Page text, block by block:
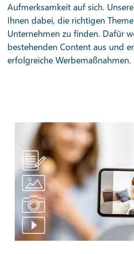
Aufmerksamkeit auf sich.
Ihnen dabei, die richtigen
Unternehmen zu finden. Dafür
bestehenden Content aus und
erfolgreiche Werbemaßnahmen.